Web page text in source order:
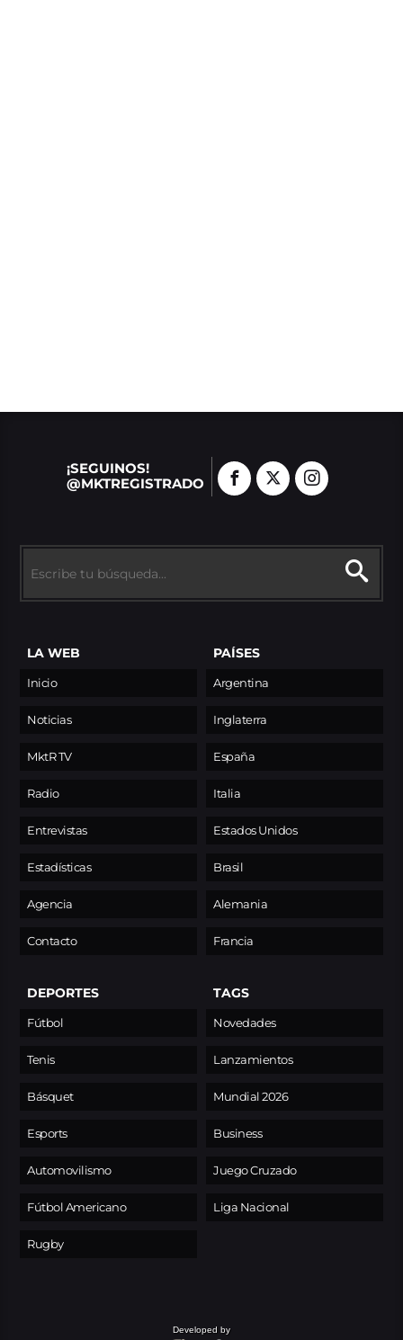
¡SEGUINOS!
@MKTREGISTRADO
LA WEB
Inicio
Noticias
MktR TV
Radio
Entrevistas
Estadísticas
Agencia
Contacto
PAÍSES
Argentina
Inglaterra
España
Italia
Estados Unidos
Brasil
Alemania
Francia
DEPORTES
Fútbol
Tenis
Básquet
Esports
Automovilismo
Fútbol Americano
Rugby
TAGS
Novedades
Lanzamientos
Mundial 2026
Business
Juego Cruzado
Liga Nacional
Developed by